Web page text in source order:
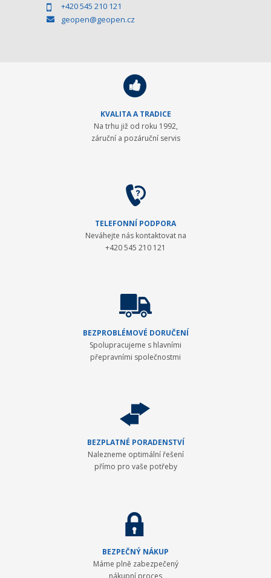
+420 545 210 121
geopen@geopen.cz
KVALITA A TRADICE
Na trhu již od roku 1992,
záruční a pozáruční servis
TELEFONNÍ PODPORA
Neváhejte nás kontaktovat na
+420 545 210 121
BEZPROBLÉMOVÉ DORUČENÍ
Spolupracujeme s hlavními
přepravními společnostmi
BEZPLATNÉ PORADENSTVÍ
Nalezneme optimální řešení
přímo pro vaše potřeby
BEZPEČNÝ NÁKUP
Máme plně zabezpečený
nákupní proces